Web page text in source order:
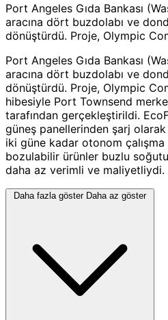
Port Angeles Gıda Bankası
aracına dört buzdolabı ve
dönüştürdü. Proje, Olympic
Port Angeles Gıda Bankası
aracına dört buzdolabı ve
dönüştürdü. Proje, Olympic
hibesiyle Port Townsend
tarafından gerçekleştirildi.
güneş panellerinden şarj
iki güne kadar otonom çalışma
bozulabilir ürünler buzlu
daha az verimli ve maliyetliydi.
Daha fazla göster Daha az göster